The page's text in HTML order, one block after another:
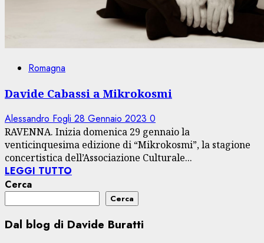
Romagna
Davide Cabassi a Mikrokosmi
Alessandro Fogli 28 Gennaio 2023 0
RAVENNA. Inizia domenica 29 gennaio la
venticinquesima edizione di “Mikrokosmi”, la stagione
concertistica dell’Associazione Culturale...
LEGGI TUTTO
Cerca
Cerca
Dal blog di Davide Buratti